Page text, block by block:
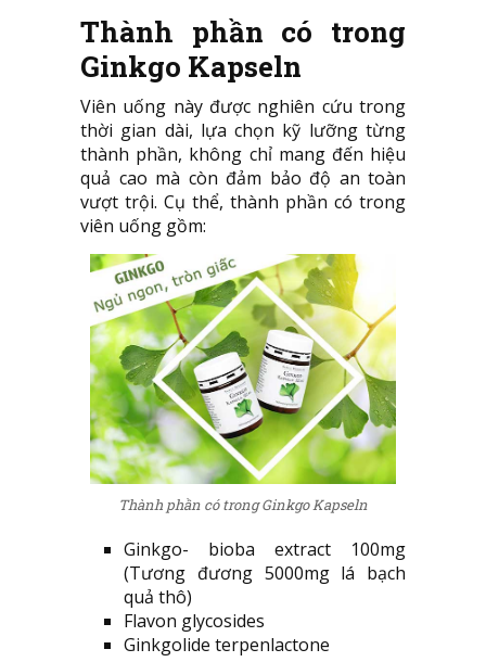
Thành phần có trong
Ginkgo Kapseln
Viên uống này được nghiên cứu trong
thời gian dài, lựa chọn kỹ lưỡng từng
thành phần, không chỉ mang đến hiệu
quả cao mà còn đảm bảo độ an toàn
vượt trội. Cụ thể, thành phần có trong
viên uống gồm:
Thành phần có trong Ginkgo Kapseln
Ginkgo- bioba extract 100mg
(Tương đương 5000mg lá bạch
quả thô)
Flavon glycosides
Ginkgolide terpenlactone